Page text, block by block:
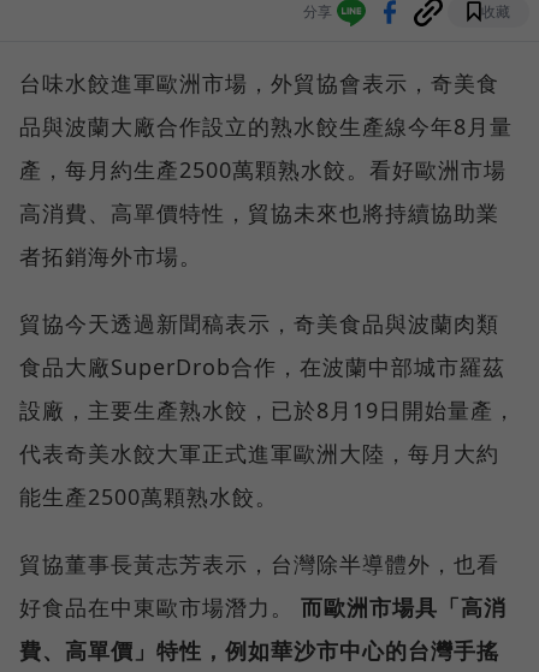
分享 收藏
台味水餃進軍歐洲市場，外貿協會表示，奇美食
品與波蘭大廠合作設立的熟水餃生產線今年8月量
產，每月約生產2500萬顆熟水餃。看好歐洲市場
高消費、高單價特性，貿協未來也將持續協助業
者拓銷海外市場。
貿協今天透過新聞稿表示，奇美食品與波蘭肉類
食品大廠SuperDrob合作，在波蘭中部城市羅茲
設廠，主要生產熟水餃，已於8月19日開始量產，
代表奇美水餃大軍正式進軍歐洲大陸，每月大約
能生產2500萬顆熟水餃。
貿協董事長黃志芳表示，台灣除半導體外，也看
好食品在中東歐市場潛力。 而歐洲市場具「高消
費、高單價」特性，例如華沙市中心的台灣手搖